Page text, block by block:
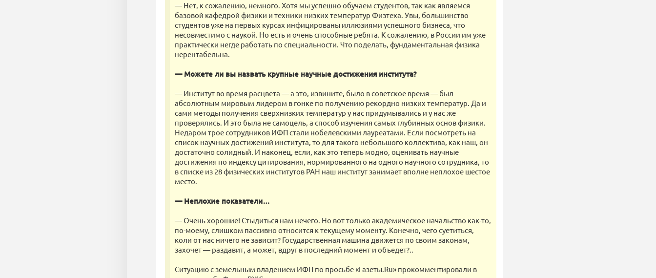
— Нет, к сожалению, немного. Хотя мы успешно обучаем студентов, так как являемся
базовой кафедрой физики и техники низких температур Физтеха. Увы, большинство
студентов уже на первых курсах инфицированы иллюзиями успешного бизнеса, что
несовместимо с наукой. Но есть и очень способные ребята. К сожалению, в России им уже
практически негде работать по специальности. Что поделать, фундаментальная физика
нерентабельна.
— Можете ли вы назвать крупные научные достижения института?
— Институт во время расцвета — а это, извините, было в советское время — был
абсолютным мировым лидером в гонке по получению рекордно низких температур. Да и
сами методы получения сверхнизких температур у нас придумывались и у нас же
проверялись. И это была не самоцель, а способ изучения самых глубинных основ физики.
Недаром трое сотрудников ИФП стали нобелевскими лауреатами. Если посмотреть на
список научных достижений института, то для такого небольшого коллектива, как наш, он
достаточно солидный. И наконец, если, как это теперь модно, оценивать научные
достижения по индексу цитирования, нормированного на одного научного сотрудника, то
в списке из 28 физических институтов РАН наш институт занимает вполне неплохое шестое
место.
— Неплохие показатели…
— Очень хорошие! Стыдиться нам нечего. Но вот только академическое начальство как-то,
по-моему, слишком пассивно относится к текущему моменту. Конечно, чего суетиться,
коли от нас ничего не зависит? Государственная машина движется по своим законам,
захочет — раздавит, а может, вдруг в последний момент и объедет?..
Ситуацию с земельным владением ИФП по просьбе «Газеты.Ru» прокомментировали в